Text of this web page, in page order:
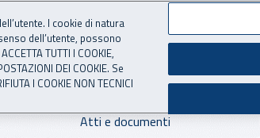
Atti e documenti
I cookie di natura
dell’utente, possono
TUTTI I COOKIE,
DEI COOKIE. Se
I COOKIE NON TECNICI